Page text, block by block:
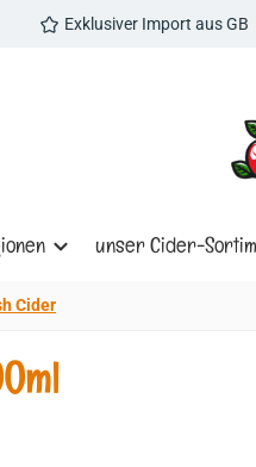
Exklusiver Import aus GB
unser Cider-
Cider